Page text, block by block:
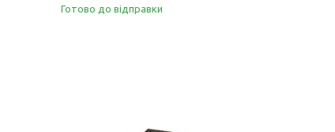
Готово до відправки